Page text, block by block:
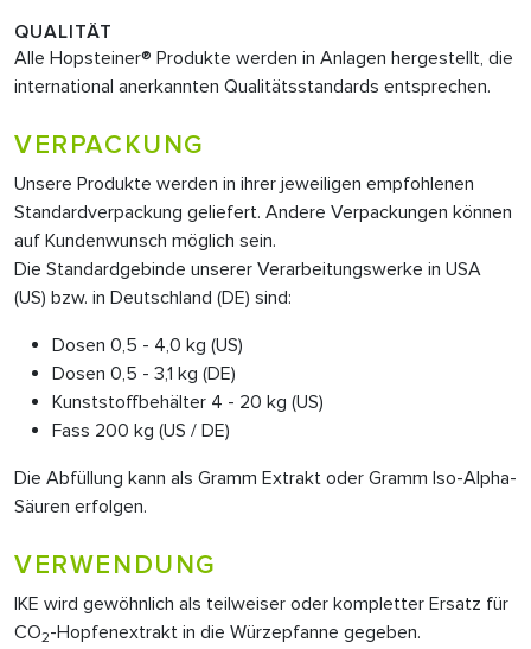
QUALITÄT
Alle Hopsteiner® Produkte werden in Anlagen hergestellt, die
international anerkannten Qualitätsstandards entsprechen.
VERPACKUNG
Unsere Produkte werden in ihrer jeweiligen empfohlenen
Standardverpackung geliefert. Andere Verpackungen können
auf Kundenwunsch möglich sein.
Die Standardgebinde unserer Verarbeitungswerke in USA
(US) bzw. in Deutschland (DE) sind:
Dosen 0,5 - 4,0 kg (US)
Dosen 0,5 - 3,1 kg (DE)
Kunststoffbehälter 4 - 20 kg (US)
Fass 200 kg (US / DE)
Die Abfüllung kann als Gramm Extrakt oder Gramm Iso-Alpha-
Säuren erfolgen.
VERWENDUNG
IKE wird gewöhnlich als teilweiser oder kompletter Ersatz für
CO2-Hopfenextrakt in die Würzepfanne gegeben.